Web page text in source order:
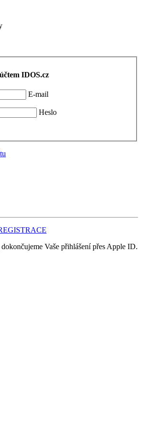
IDOS.cz
E-mail
Heslo
Vaše přihlášení přes Apple ID.